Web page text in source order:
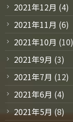
2021年12月 (4)
2021年11月 (6)
2021年10月 (10)
2021年9月 (3)
2021年7月 (12)
2021年6月 (4)
2021年5月 (8)